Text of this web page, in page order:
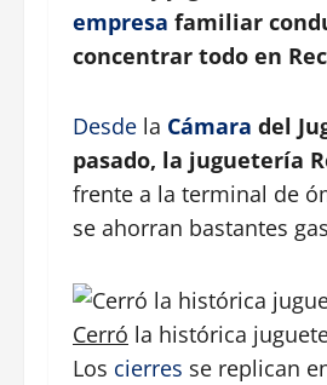
empresa familiar
concentrar todo en
Desde la Cámara del
pasado, la juguetería
frente a la terminal de
se ahorran bastantes
Cerró la histórica
Los cierres se replican